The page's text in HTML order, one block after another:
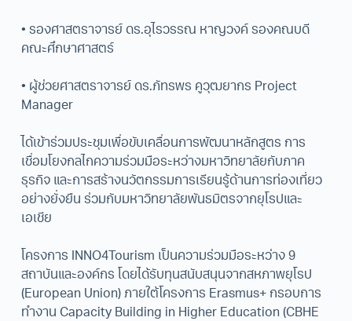
• รองศาสตราจารย์ ดร.อุไรวรรณ หาญวงค์ รองคณบดี
คณะศึกษาศาสตร์
• ผู้ช่วยศาสตราจารย์ ดร.ภัทรพร คูวุฒยากร Project
Manager
ได้เข้าร่วมประชุมเพื่อขับเคลื่อนการพัฒนาหลักสูตร การ
เชื่อมโยงกลไกความร่วมมือระหว่างมหาวิทยาลัยกับภาค
ธุรกิจ และการสร้างนวัตกรรมการเรียนรู้ด้านการท่องเที่ยว
อย่างยั่งยืน ร่วมกับมหาวิทยาลัยพันธมิตรจากยุโรปและ
เอเชีย
โครงการ INNO4Tourism เป็นความร่วมมือระหว่าง 9
สถาบันและองค์กร โดยได้รับทุนสนับสนุนจากสหภาพยุโรป
(European Union) ภายใต้โครงการ Erasmus+ กรอบการ
ทำงาน Capacity Building in Higher Education (CBHE